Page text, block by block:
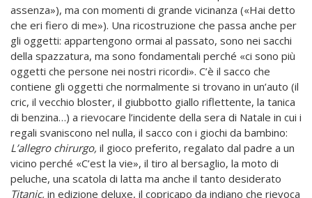
assenza»), ma con momenti di grande vicinanza («Hai detto
che eri fiero di me»). Una ricostruzione che passa anche per
gli oggetti: appartengono ormai al passato, sono nei sacchi
della spazzatura, ma sono fondamentali perché «ci sono più
oggetti che persone nei nostri ricordi». C’è il sacco che
contiene gli oggetti che normalmente si trovano in un’auto (il
cric, il vecchio bloster, il giubbotto giallo riflettente, la tanica
di benzina…) a rievocare l’incidente della sera di Natale in cui i
regali svaniscono nel nulla, il sacco con i giochi da bambino:
L’allegro chirurgo, il gioco preferito, regalato dal padre a un
vicino perché «C’est la vie», il tiro al bersaglio, la moto di
peluche, una scatola di latta ma anche il tanto desiderato
Titanic, in edizione deluxe, il copricapo da indiano che rievoca